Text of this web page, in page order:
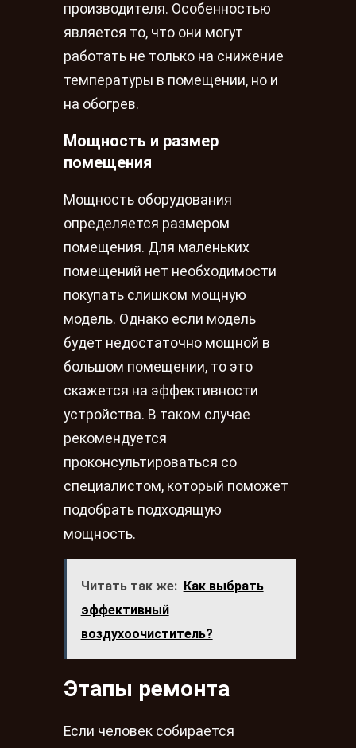
производителя. Особенностью
является то, что они могут
работать не только на снижение
температуры в помещении, но и
на обогрев.
Мощность и размер
помещения
Мощность оборудования
определяется размером
помещения. Для маленьких
помещений нет необходимости
покупать слишком мощную
модель. Однако если модель
будет недостаточно мощной в
большом помещении, то это
скажется на эффективности
устройства. В таком случае
рекомендуется
проконсультироваться со
специалистом, который поможет
подобрать подходящую
мощность.
Читать так же: Как выбрать
эффективный
воздухоочиститель?
Этапы ремонта
Если человек собирается